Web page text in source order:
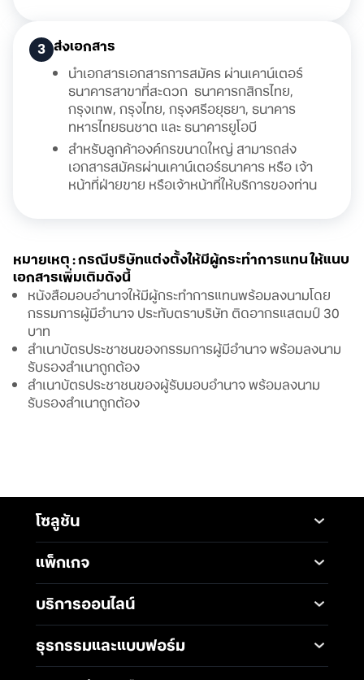
3 ส่งเอกสาร
นำเอกสารเอกสารการสมัคร ผ่านเคาน์เตอร์
ธนาคารสาขาที่สะดวก ธนาคารกสิกรไทย,
กรุงเทพ, กรุงไทย, กรุงศรีอยุธยา, ธนาคาร
ทหารไทยธนชาต และ ธนาคารยูโอบี
สำหรับลูกค้าองค์กรขนาดใหญ่ สามารถส่ง
เอกสารสมัครผ่านเคาน์เตอร์ธนาคาร หรือ เจ้า
หน้าที่ฝ่ายขาย หรือเจ้าหน้าที่ให้บริการของท่าน
หมายเหตุ : กรณีบริษัทแต่งตั้งให้มีผู้กระทำการแทน ให้แนบ
เอกสารเพิ่มเติมดังนี้
หนังสือมอบอำนาจให้มีผู้กระทำการแทนพร้อมลงนามโดย
กรรมการผู้มีอำนาจ ประทับตราบริษัท ติดอากรแสตมป์ 30
บาท
สำเนาบัตรประชาชนของกรรมการผู้มีอำนาจ พร้อมลงนาม
รับรองสำเนาถูกต้อง
สำเนาบัตรประชาชนของผู้รับมอบอำนาจ พร้อมลงนาม
รับรองสำเนาถูกต้อง
โซลูชัน
Mobile
5G Infrastructure
Broadband Internet
Business Network
Solutions
แพ็กเกจ
แพ็กเกจมือถือ
โซลูชันสำหรับ SME
บริการออนไลน์
ธุรกรรมและแบบฟอร์ม
ช่องทางการชำระค่าบริการ